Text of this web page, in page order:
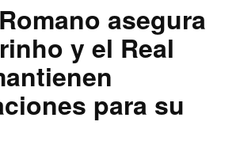
asegura
y el Real
para su